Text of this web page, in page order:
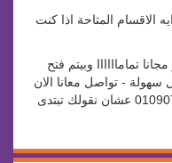
المتاحة اذا كنت
تماماااااا وبيتم فتح
سهولة - تواصل معانا الان
من خلال الواتس اب الخاص بنا 01090731995 عشان نقولك تبتدى